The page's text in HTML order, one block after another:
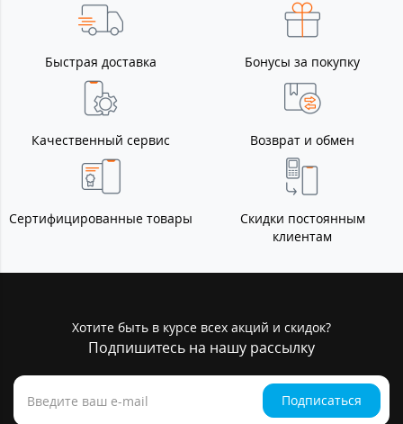
Быстрая доставка Бонусы за покупку
Качественный сервис Возврат и обмен
Сертифицированные товары
Скидки постоянным
клиентам
Хотите быть в курсе всех акций и скидок?
Подпишитесь на нашу рассылку
Подписаться